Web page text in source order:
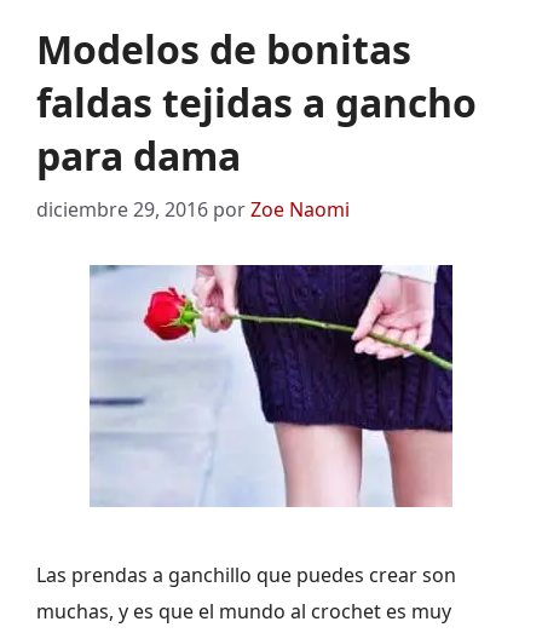
Modelos de bonitas
faldas tejidas a gancho
para dama
diciembre 29, 2016 porZoe Naomi
Las prendas a ganchillo que puedes crear son
muchas, y es que el mundo al crochet es muy